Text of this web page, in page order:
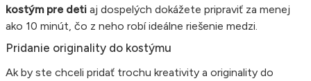
kostým pre deti aj dospelých dokážete pripraviť za menej
ako 10 minút, čo z neho robí ideálne riešenie medzi.
Pridanie originality do kostýmu
Ak by ste chceli pridať trochu kreativity a originality do